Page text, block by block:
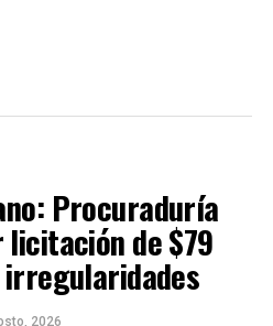
Procuraduría
licitación de $79
2026